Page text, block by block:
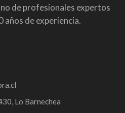
de profesionales expertos
años de experiencia.
Lo Barnechea